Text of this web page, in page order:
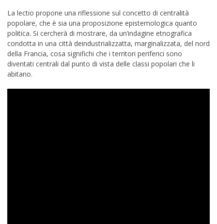
La lectio propone una riflessione sul concetto di centralità
popolare, che è sia una proposizione epistemologica quanto
politica. Si cercherà di mostrare, da un’indagine etnografica
condotta in una città deindustrializzatta, marginalizzata, del nord
della Francia, cosa significhi che i territori periferici sono
diventati centrali dal punto di vista delle classi popolari che li
abitano.